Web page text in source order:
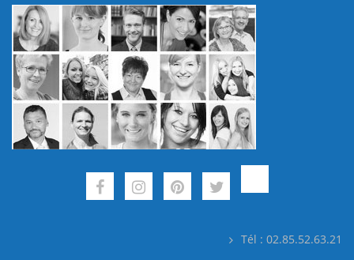
Tél : 02.85.52.63.21